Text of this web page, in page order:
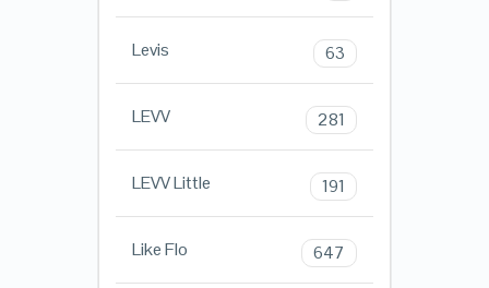
Levis 63
LEVV 281
LEVV Little 191
Like Flo 647